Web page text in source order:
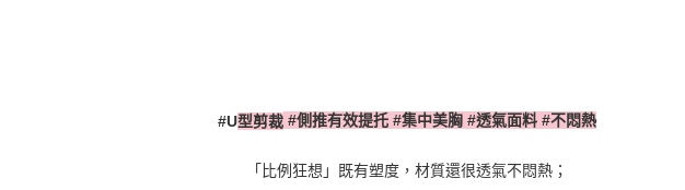
#U型剪裁#側推有效提托#集中美胸#透氣面料#不悶熱
「比例狂想」既有塑度，材質還很透氣不悶熱；